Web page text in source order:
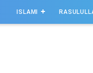
ISLAMI